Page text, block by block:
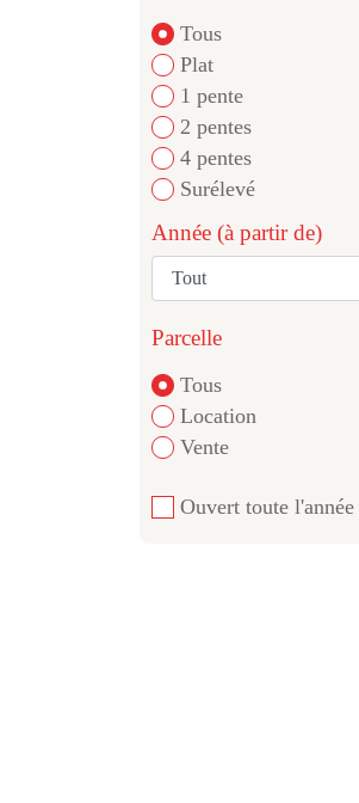
Tous
Plat
1 pente
2 pentes
4 pentes
Surélevé
Année (à partir de)
Parcelle
Tous
Location
Vente
Ouvert toute l'année